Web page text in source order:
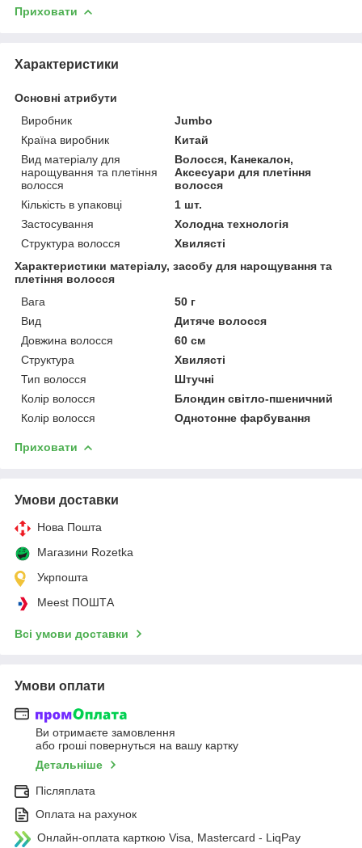
Приховати
Характеристики
Основні атрибути
Виробник
Jumbo
Країна виробник
Китай
Вид матеріалу для
нарощування та плетіння
волосся
Волосся, Канекалон,
Аксесуари для плетіння
волосся
Кількість в упаковці
1 шт.
Застосування
Холодна технологія
Структура волосся
Хвилясті
Характеристики матеріалу, засобу для нарощування та
плетіння волосся
Вага
50 г
Вид
Дитяче волосся
Довжина волосся
60 см
Структура
Хвилясті
Тип волосся
Штучні
Колір волосся
Блондин світло-пшеничний
Колір волосся
Однотонне фарбування
Приховати
Умови доставки
Нова Пошта
Магазини Rozetka
Укрпошта
Meest ПОШТА
Всі умови доставки
Умови оплати
Ви отримаєте замовлення
або гроші повернуться на вашу картку
Детальніше
Післяплата
Оплата на рахунок
Онлайн-оплата карткою Visa, Mastercard - LiqPay